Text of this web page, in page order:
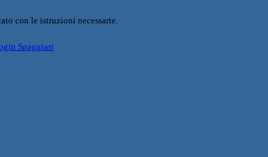
con le istruzioni necessarie.
Spaggiari